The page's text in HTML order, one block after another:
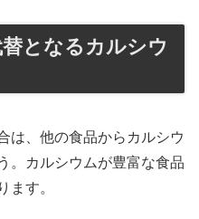
となるカルシウ
は、他の食品からカルシウ
。カルシウムが豊富な食品
ます。